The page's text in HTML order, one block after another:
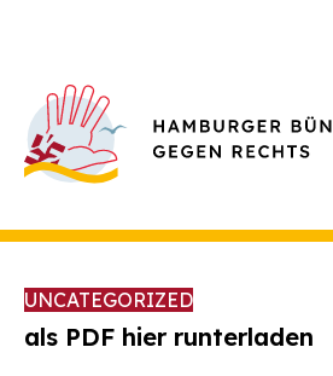
UNCATEGORIZED
als PDF hier runterladen